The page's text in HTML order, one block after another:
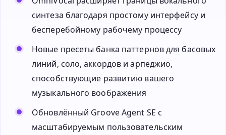
синтеза благодаря простому интерфейсу и
бесперебойному рабочему процессу
Новые пресеты банка паттернов для басовых
линий, соло, аккордов и арпеджио,
способствующие развитию вашего
музыкального воображения
Обновлённый Groove Agent SE с
масштабируемым пользовательским